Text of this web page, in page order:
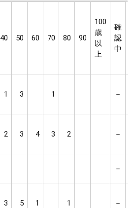
40 50 60 70 80 90
100
歳
以
上
確
認
中
1 3 1 －
2 3 4 3 2 －
－
3 5 1 1 －